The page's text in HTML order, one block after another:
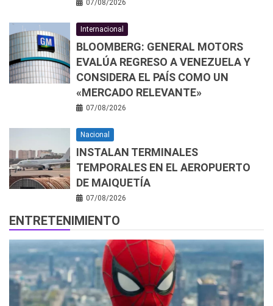
07/08/2026
Internacional
BLOOMBERG: GENERAL MOTORS
EVALÚA REGRESO A VENEZUELA Y
CONSIDERA EL PAÍS COMO UN
«MERCADO RELEVANTE»
07/08/2026
Nacional
INSTALAN TERMINALES
TEMPORALES EN EL AEROPUERTO
DE MAIQUETÍA
07/08/2026
ENTRETENIMIENTO